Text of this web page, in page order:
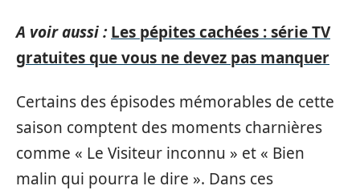
A voir aussi : Les pépites cachées : série TV
gratuites que vous ne devez pas manquer
Certains des épisodes mémorables de cette
saison comptent des moments charnières
comme « Le Visiteur inconnu » et « Bien
malin qui pourra le dire ». Dans ces